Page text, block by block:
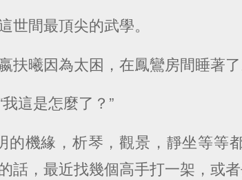
世間最頂尖的武學。
扶曦因為太困，在鳳鸞房間睡著了
這是怎麼了？”
的機緣，析琴，觀景，靜坐等等
話，最近找幾個高手打一架，或